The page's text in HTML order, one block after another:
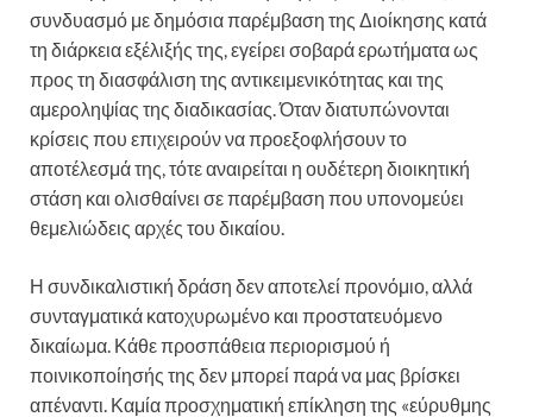
συνδυασμό με δημόσια παρέμβαση της Διοίκησης κατά
τη διάρκεια εξέλιξής της, εγείρει σοβαρά ερωτήματα ως
προς τη διασφάλιση της αντικειμενικότητας και της
αμεροληψίας της διαδικασίας. Όταν διατυπώνονται
κρίσεις που επιχειρούν να προεξοφλήσουν το
αποτέλεσμά της, τότε αναιρείται η ουδέτερη διοικητική
στάση και ολισθαίνει σε παρέμβαση που υπονομεύει
θεμελιώδεις αρχές του δικαίου.
Η συνδικαλιστική δράση δεν αποτελεί προνόμιο, αλλά
συνταγματικά κατοχυρωμένο και προστατευόμενο
δικαίωμα. Κάθε προσπάθεια περιορισμού ή
ποινικοποίησής της δεν μπορεί παρά να μας βρίσκει
απέναντι. Καμία προσχηματική επίκληση της «εύρυθμης